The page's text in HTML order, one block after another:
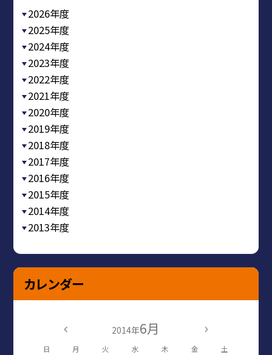
2026年度
2025年度
2024年度
2023年度
2022年度
2021年度
2020年度
2019年度
2018年度
2017年度
2016年度
2015年度
2014年度
2013年度
カレンダー
2014年6月
日 月 火 水 木 金 土